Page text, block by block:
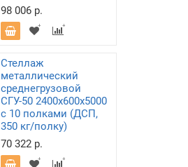
98 006 р.
Стеллаж
металлический
среднегрузовой
СГУ-50 2400х600х5000
с 10 полками (ДСП,
350 кг/полку)
70 322 р.